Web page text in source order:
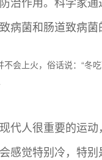
病菌和肠道致病
会上火，俗话说：“冬吃
代人很重要的运
感觉特别冷，特